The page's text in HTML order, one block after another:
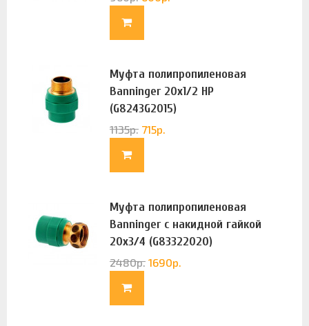
Муфта полипропиленовая
Banninger 20х1/2 НР
(G8243G2015)
1135р. 715р.
Муфта полипропиленовая
Banninger с накидной гайкой
20х3/4 (G83322020)
2480р. 1690р.